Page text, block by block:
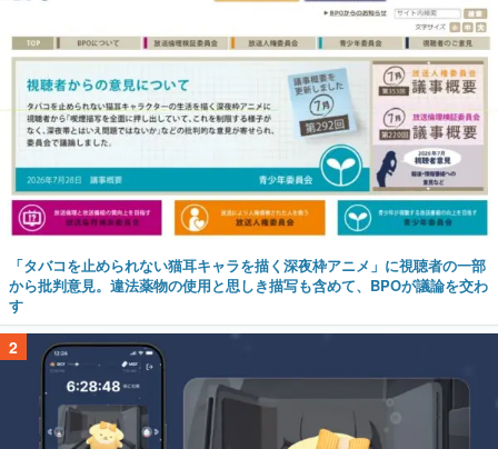
「タバコを止められない猫耳キャラを描く深夜枠アニメ」に視聴者の一部
から批判意見。違法薬物の使用と思しき描写も含めて、BPOが議論を交わ
す
2